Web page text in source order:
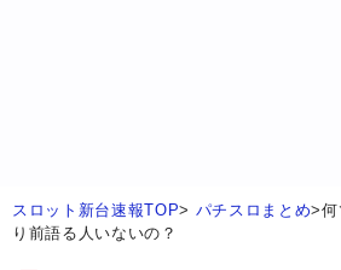
スロット新台速報TOP> パチスロまとめ>何
り前語る人いないの？